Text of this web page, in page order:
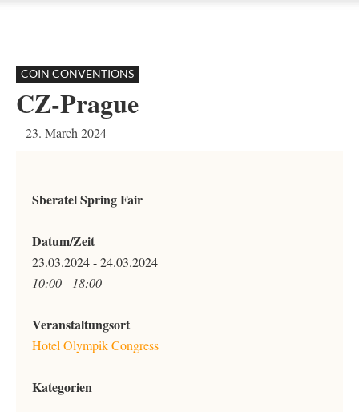
COIN CONVENTIONS
CZ-Prague
23. March 2024
Sberatel Spring Fair
Datum/Zeit
23.03.2024 - 24.03.2024
10:00 - 18:00
Veranstaltungsort
Hotel Olympik Congress
Kategorien